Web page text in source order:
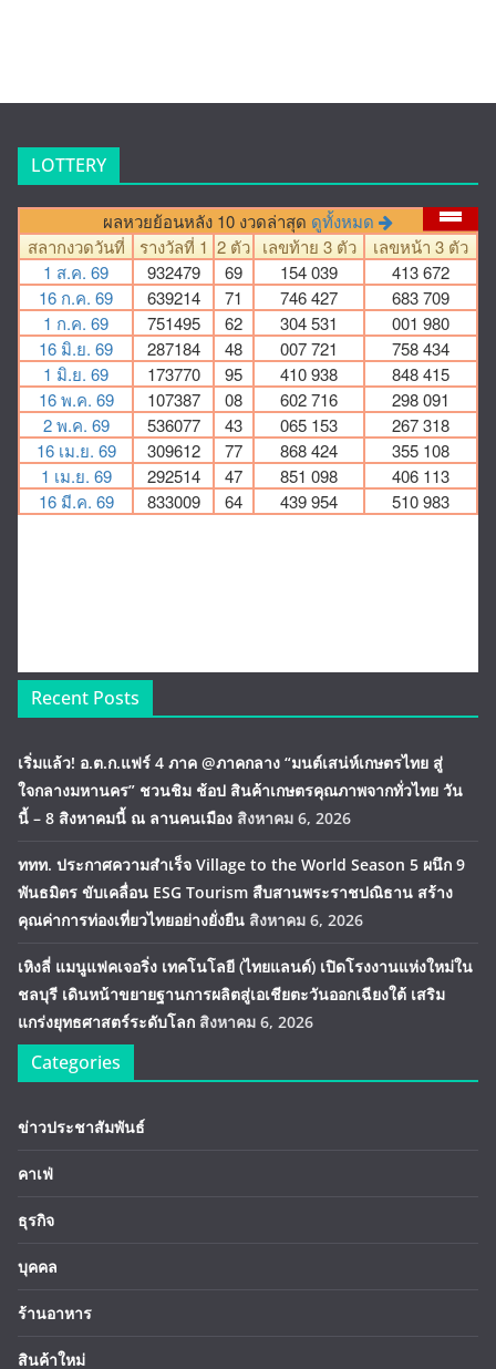
LOTTERY
Recent Posts
เริ่มแล้ว! อ.ต.ก.แฟร์ 4 ภาค @ภาคกลาง “มนต์เสน่ห์เกษตรไทย สู่
ใจกลางมหานคร” ชวนชิม ช้อป สินค้าเกษตรคุณภาพจากทั่วไทย วัน
นี้ – 8 สิงหาคมนี้ ณ ลานคนเมือง สิงหาคม 6, 2026
ททท. ประกาศความสำเร็จ Village to the World Season 5 ผนึก 9
พันธมิตร ขับเคลื่อน ESG Tourism สืบสานพระราชปณิธาน สร้าง
คุณค่าการท่องเที่ยวไทยอย่างยั่งยืน สิงหาคม 6, 2026
เหิงลี่ แมนูแฟคเจอริ่ง เทคโนโลยี (ไทยแลนด์) เปิดโรงงานแห่งใหม่ใน
ชลบุรี เดินหน้าขยายฐานการผลิตสู่เอเชียตะวันออกเฉียงใต้ เสริม
แกร่งยุทธศาสตร์ระดับโลก สิงหาคม 6, 2026
Categories
ข่าวประชาสัมพันธ์
คาเฟ่
ธุรกิจ
บุคคล
ร้านอาหาร
สินค้าใหม่